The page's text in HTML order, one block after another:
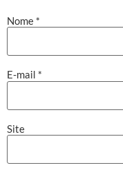
Nome *
E-mail *
Site